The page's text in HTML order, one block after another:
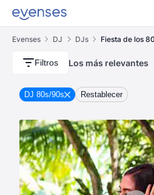
Evenses DJ DJs Fiesta de los
Filtros Los más relevantes
DJ 80s/90s Restablecer